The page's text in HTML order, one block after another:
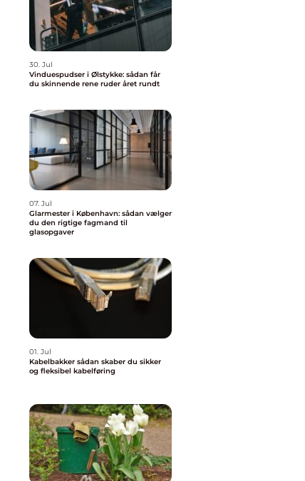
30. Jul
Vinduespudser i Ølstykke: sådan får
du skinnende rene ruder året rundt
07. Jul
Glarmester i København: sådan vælger
du den rigtige fagmand til
glasopgaver
01. Jul
Kabelbakker sådan skaber du sikker
og fleksibel kabelføring